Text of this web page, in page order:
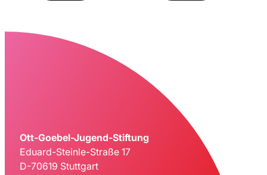
Ott-Goebel-Jugend-Stiftung
Eduard-Steinle-Straße 17
D-70619 Stuttgart